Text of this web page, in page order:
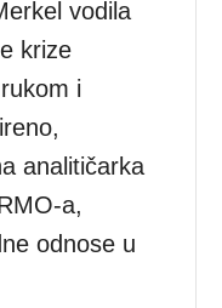
vodila
krize
i
analitičarka
a,
odnose u